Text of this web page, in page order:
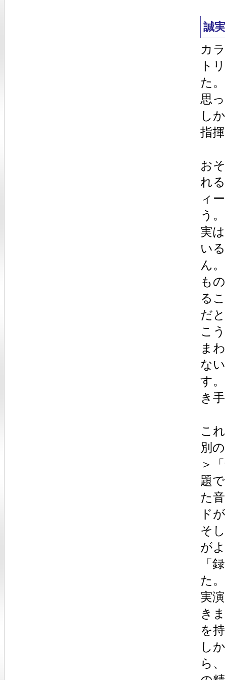
誠
カ
ト
た
思
し
指
お
れ
ィ
う。
実
い
ん
も
る
だ
こ
ま
な
す
き
こ
別
＞
題
た
ド
そ
が
「
た。
実
き
を
し
ら